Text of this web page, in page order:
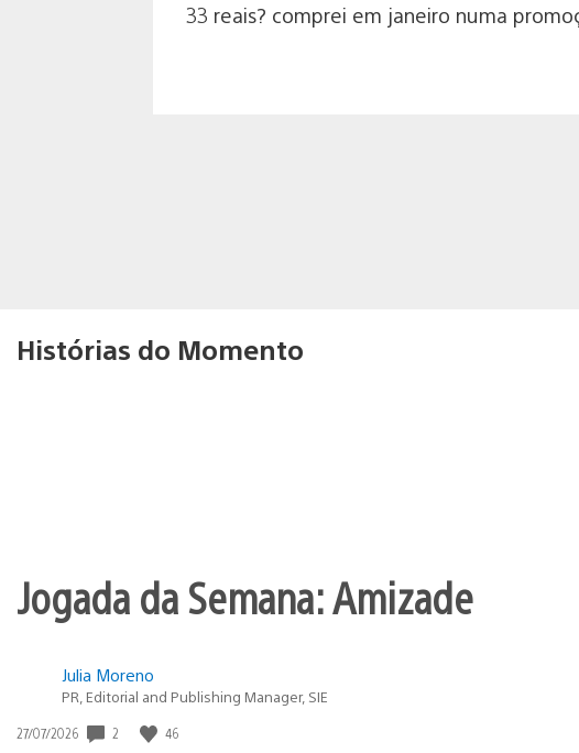
33 reais? comprei em janeiro numa
Histórias do Momento
Jogada da Semana: Amizade
Julia Moreno
PR, Editorial and Publishing Manager, SIE
Data
27/07/2026 2 46